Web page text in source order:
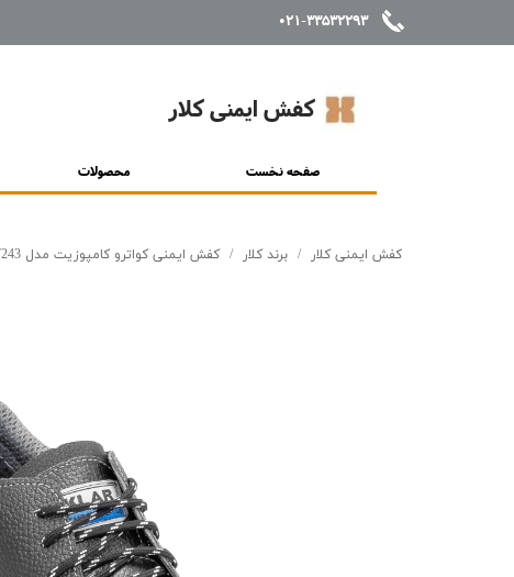
کفش ایمنی کلار
021-33532293
صفحه نخست محصولات
کفش ایمنی کلار برند کلار کفش ایمنی کواترو کامپوزیت مدل 7243